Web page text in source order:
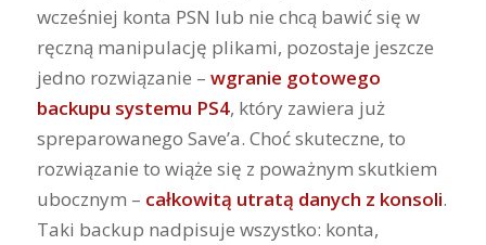
wcześniej konta PSN lub nie chcą bawić się w
ręczną manipulację plikami, pozostaje jeszcze
jedno rozwiązanie – wgranie gotowego
backupu systemu PS4, który zawiera już
spreparowanego Save’a. Choć skuteczne, to
rozwiązanie to wiąże się z poważnym skutkiem
ubocznym – całkowitą utratą danych z konsoli.
Taki backup nadpisuje wszystko: konta,